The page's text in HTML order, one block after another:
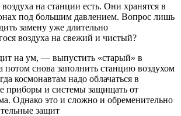
на станции есть. Они хранятся в
под большим давлением. Вопрос лишь
замену уже длительно
воздуха на свежий и чистый?
на ум, — выпустить «старый» в
потом снова заполнить станцию воздухом
космонавтам надо облачаться в
приборы и системы защищать от
Однако это и сложно и обременительно
защит